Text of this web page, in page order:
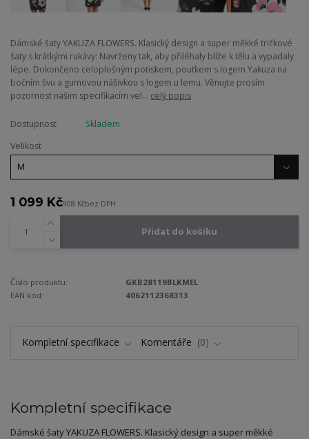
Dámské šaty YAKUZA FLOWERS. Klasický design a super měkké tričkové
šaty s krátkými rukávy: Navrženy tak, aby přiléhaly blíže k tělu a vypadaly
lépe. Dokončeno celoplošným potiskem, poutkem s logem Yakuza na
bočním švu a gumovou nášivkou s logem u lemu. Věnujte prosím
pozornost našim specifikacím vel... celý popis
Dostupnost
Skladem
Velikost
1 099 Kč908 Kčbez DPH
Přidat do košíku
Číslo produktu:
GKB28119BLKMEL
EAN kód:
4062112368313
Kompletní specifikace Komentáře 0
Kompletní specifikace
Dámské šaty YAKUZA FLOWERS. Klasický design a super měkké